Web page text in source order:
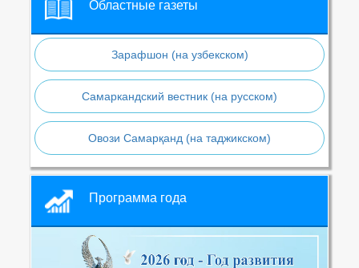
Областные газеты
Зарафшон (на узбекском)
Самаркандский вестник (на русском)
Овози Самарқанд (на таджикском)
Программа года